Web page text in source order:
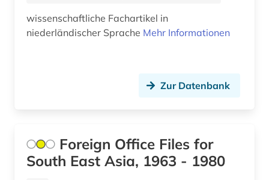
dokumentarfilm (1)
drente (1)
drittes reich (7)
wissenschaftliche Fachartikel in
niederländischer Sprache Mehr Informationen
Zur Datenbank
Foreign Office Files for
South East Asia, 1963 - 1980